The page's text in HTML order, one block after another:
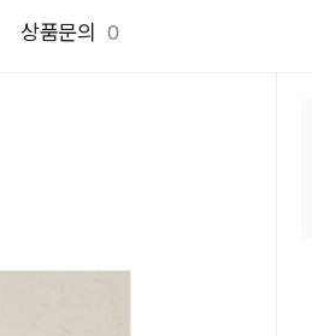
상품문의 0